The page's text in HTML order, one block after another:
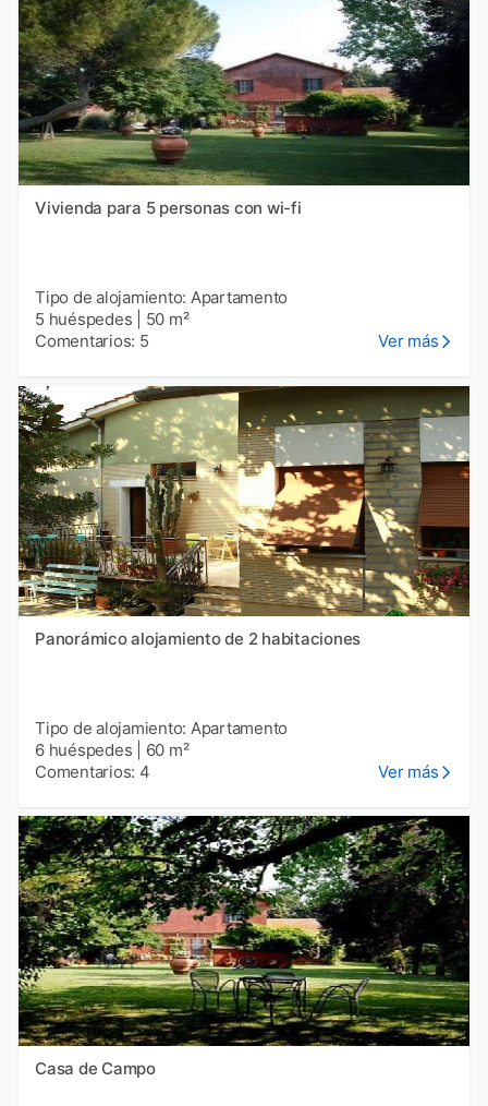
Vivienda para 5 personas con wi-fi
Tipo de alojamiento: Apartamento
5 huéspedes
50 m²
Comentarios: 5
Ver más
Panorámico alojamiento de 2 habitaciones
Tipo de alojamiento: Apartamento
6 huéspedes
60 m²
Comentarios: 4
Ver más
Casa de Campo